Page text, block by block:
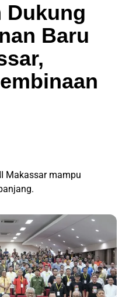
Dukung
Baru
Makassar mampu